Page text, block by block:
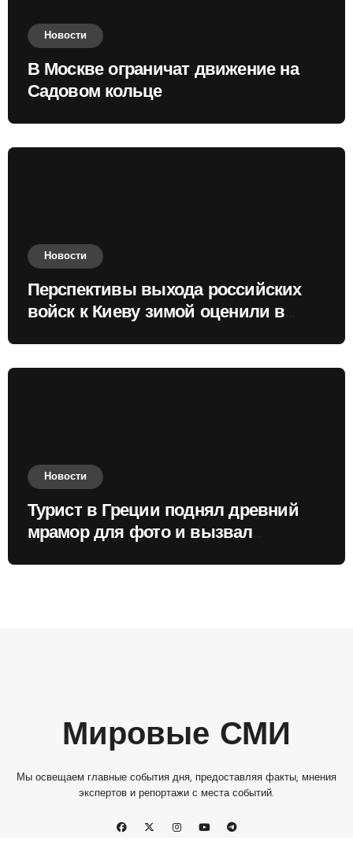
Новости
В Москве ограничат движение на
Садовом кольце
Новости
Перспективы выхода российских
войск к Киеву зимой оценили в
Новости
Турист в Греции поднял древний
мрамор для фото и вызвал
Мировые СМИ
Мы освещаем главные события дня, предоставляя факты, мнения
экспертов и репортажи с места событий.